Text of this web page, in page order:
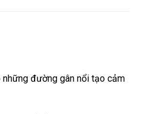
đường gân nổi tạo cảm